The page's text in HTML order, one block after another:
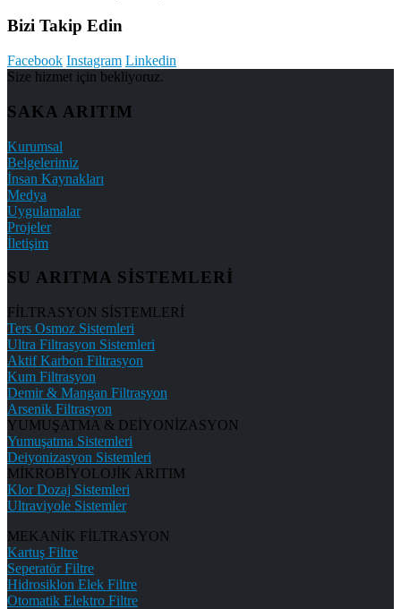
Bizi Takip Edin
Facebook Instagram Linkedin
Size hizmet için bekliyoruz.
SAKA ARITIM
Kurumsal
Belgelerimiz
İnsan Kaynakları
Medya
Uygulamalar
Projeler
İletişim
SU ARITMA SİSTEMLERİ
FİLTRASYON SİSTEMLERİ
Ters Osmoz Sistemleri
Ultra Filtrasyon Sistemleri
Aktif Karbon Filtrasyon
Kum Filtrasyon
Demir & Mangan Filtrasyon
Arsenik Filtrasyon
YUMUŞATMA & DEİYONİZASYON
Yumuşatma Sistemleri
Deiyonizasyon Sistemleri
MİKROBİYOLOJİK ARITIM
Klor Dozaj Sistemleri
Ultraviyole Sistemler
MEKANİK FİLTRASYON
Kartuş Filtre
Seperatör Filtre
Hidrosiklon Elek Filtre
Otomatik Elektro Filtre